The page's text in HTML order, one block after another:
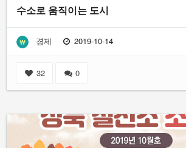
수소로 움직이는 도시
경제 2019-10-14
32 0